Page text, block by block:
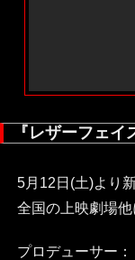
『レザーフェ
5月12日(土)より
全国の上映劇場
プロデューサー